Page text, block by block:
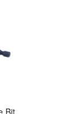
Bit